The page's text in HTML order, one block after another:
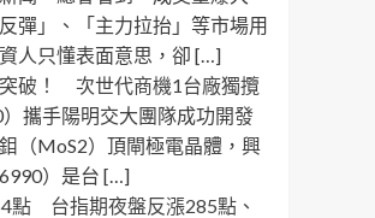
彈」、「主力拉抬」等市場用
人只懂表面意思，卻 […]
破！ 次世代商機1台廠獨攬
攜手陽明交大團隊成功開發
（MoS2）頂閘極電晶體，興
）是台 […]
點 台指期夜盤反漲285點、